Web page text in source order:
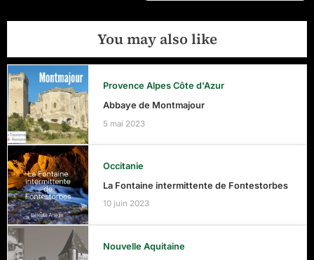
You may also like
Provence Alpes Côte d'Azur
Abbaye de Montmajour
5 mai 2023
Occitanie
La Fontaine intermittente de Fontestorbes
10 juin 2023
Nouvelle Aquitaine